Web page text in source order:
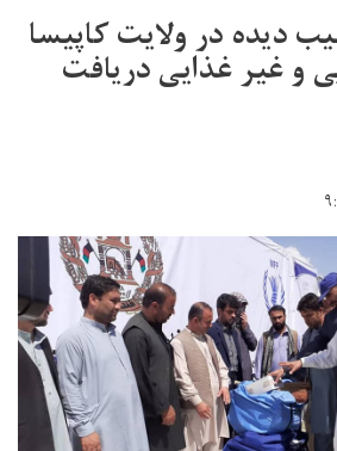
دیده در ولایت کاپیسا
و غیر غذایی دریافت